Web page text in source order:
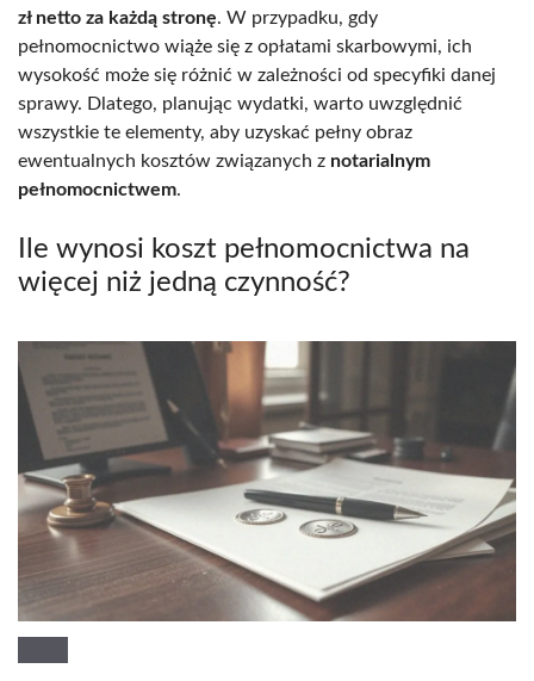
zł netto za każdą stronę. W przypadku, gdy
pełnomocnictwo wiąże się z opłatami skarbowymi, ich
wysokość może się różnić w zależności od specyfiki danej
sprawy. Dlatego, planując wydatki, warto uwzględnić
wszystkie te elementy, aby uzyskać pełny obraz
ewentualnych kosztów związanych z notarialnym
pełnomocnictwem.
Ile wynosi koszt pełnomocnictwa na
więcej niż jedną czynność?